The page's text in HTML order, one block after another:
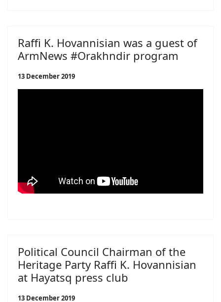
Raffi K. Hovannisian was a guest of
ArmNews #Orakhndir program
13 December 2019
Political Council Chairman of the
Heritage Party Raffi K. Hovannisian
at Hayatsq press club
13 December 2019